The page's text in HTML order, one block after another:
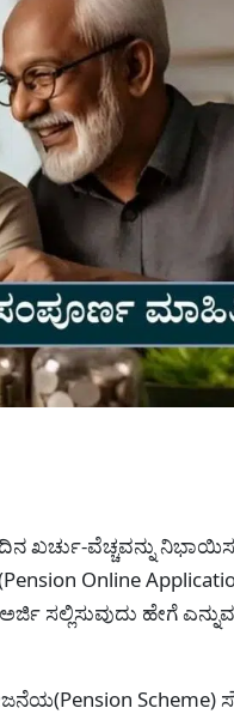
ಖರ್ಚು-ವೆಚ್ಚವನ್ನು
Online Application)
ಹೇಗೆ
Scheme)